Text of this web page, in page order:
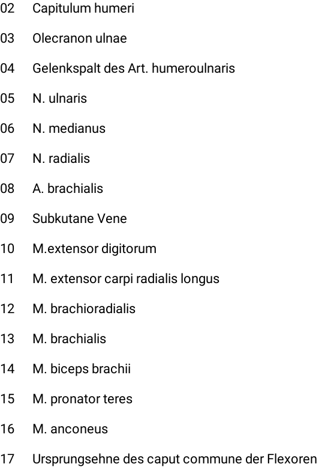
02 Capitulum humeri
03 Olecranon ulnae
04 Gelenkspalt des Art. humeroulnaris
05 N. ulnaris
06 N. medianus
07 N. radialis
08 A. brachialis
09 Subkutane Vene
10 M.extensor digitorum
11 M. extensor carpi radialis longus
12 M. brachioradialis
13 M. brachialis
14 M. biceps brachii
15 M. pronator teres
16 M. anconeus
17 Ursprungsehne des caput commune der Flexoren